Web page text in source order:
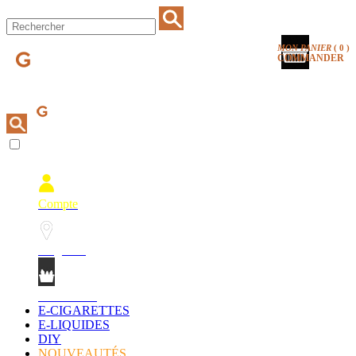
MON PANIER ( 0 )
COMMANDER
Compte
E-CIGARETTES
E-LIQUIDES
DIY
NOUVEAUTÉS